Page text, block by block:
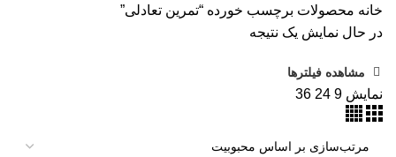
خانه محصولات برچسب خورده “تمرین تعادلی”
در حال نمایش یک نتیجه
مشاهده فیلترها
نمایش 9
24
36